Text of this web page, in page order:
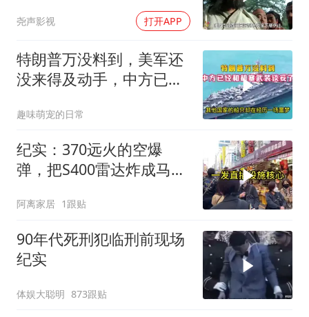
尧声影视 打开APP
特朗普万没料到，美军还
没来得及动手，中方已经
趣味萌宠的日常
纪实：370远火的空爆
弹，把S400雷达炸成马蜂
了
阿离家居 1跟贴
90年代死刑犯临刑前现场
纪实
体娱大聪明 873跟贴